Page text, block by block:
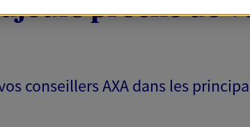
proche de
conseillers AXA dans les